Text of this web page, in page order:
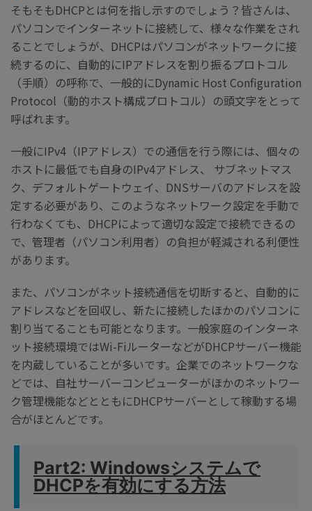
そもそもDHCPとは何を指し示すのでしょう？皆さんは、
パソコンでインターネットに接続して、様々な作業をされ
ることでしょうが、DHCPはパソコンがネットワークに接
続するのに、自動的にIPアドレスを割り振るプロトコル
（手順）の呼称で、一般的にDynamic Host Configuration
Protocol（動的ホスト構成プロトコル）の頭文字をとって
呼ばれます。
一般にIPv4（IPアドレス）での通信を行う際には、個々の
ホストに最低でも自身のIPv4アドレス、 サブネットマス
ク、デフォルトゲートウェイ、DNSサーバのアドレスを設
定する必要があり、このようなネットワーク設定を手動で
行わなくても、DHCPによって適切な設定で接続できるの
で、管理者（パソコン利用者）の負担が軽減される利便性
があります。
また、パソコンがネット接続通信を切断すると、自動的に
アドレスなどを回収し、新たに接続したほかのパソコンに
割り当てることも可能となります。一般家庭のインターネ
ット接続環境ではWi-FiルーターなどがDHCPサーバー機能
を内蔵していることが多いです。企業でのネットワークな
どでは、自社サーバーコンピューターがほかのネットワー
ク管理機能などとともにDHCPサーバーとして稼動する場
合がほとんどです。
Part2: Windowsシステムで
DHCPを有効にする方法